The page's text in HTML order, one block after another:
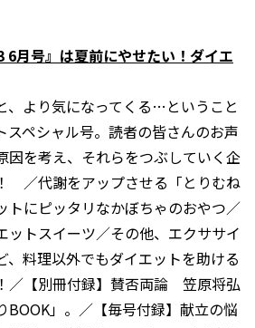
月号』は夏前にやせたい！ダイエ
、より気になってくる…ということ
スペシャル号。読者の皆さんのお声
因を考え、それらをつぶしていく企
／代謝をアップさせる「とりむね
トにピッタリなかぼちゃのおやつ／
ットスイーツ／その他、エクササイ
、料理以外でもダイエットを助ける
／【別冊付録】賛否両論 笠原将弘
BOOK」。／【毎号付録】献立の悩